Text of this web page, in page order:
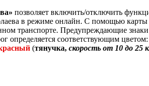
позволяет включить/отключить
в режиме онлайн. С помощью
транспорте. Предупреждающие знаки
определяется соответствующим цветом:
(тянучка, скорость от 10 до 25